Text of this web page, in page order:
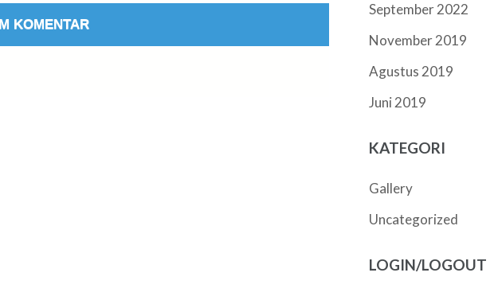
September 2022
November 2019
Agustus 2019
Juni 2019
KATEGORI
Gallery
Uncategorized
LOGIN/LOGOUT